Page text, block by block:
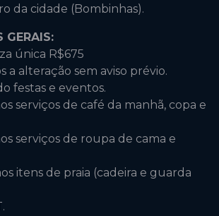
da cidade (Bombinhas).
GERAIS:
única R$675
a alteração sem aviso prévio.
festas e eventos.
serviços de café da manhã, copa e
serviços de roupa de cama e
itens de praia (cadeira e guarda